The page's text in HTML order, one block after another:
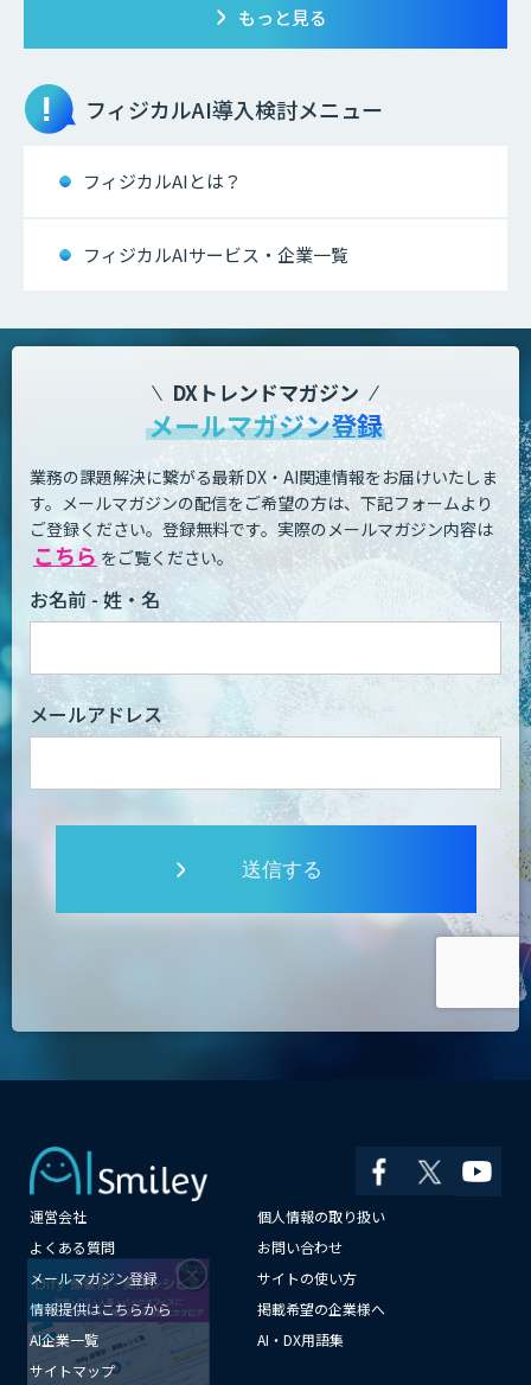
もっと見る
フィジカルAI導入検討メニュー
フィジカルAIとは？
フィジカルAIサービス・企業一覧
DXトレンドマガジン
メールマガジン登録
業務の課題解決に繋がる最新DX・AI関連情報をお届けいたしま
す。 メールマガジンの配信をご希望の方は、下記フォームより
ご登録ください。登録無料です。 実際のメールマガジン内容は
こちら をご覧ください。
お名前 - 姓・名
メールアドレス
送信する
運営会社
個人情報の取り扱い
よくある質問
お問い合わせ
メールマガジン登録
サイトの使い方
情報提供はこちらから
掲載希望の企業様へ
AI企業一覧
AI・DX用語集
サイトマップ
×